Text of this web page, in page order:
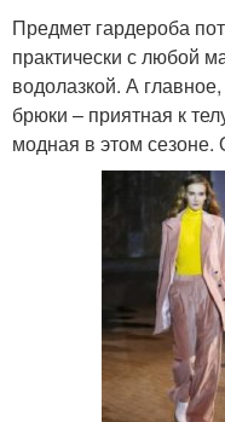
Предмет гардероба
практически с любой
водолазкой. А
брюки – приятная к
модная в этом сезоне.